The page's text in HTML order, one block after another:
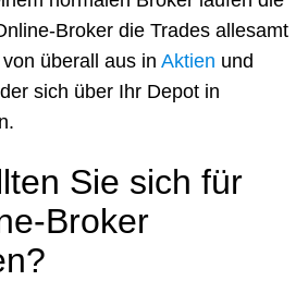
Broker die Trades allesamt
überall aus in Aktien und
sich über Ihr Depot in
Sie sich für
Broker